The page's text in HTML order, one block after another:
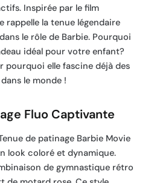
Inspirée par le film
rappelle la tenue légendaire
le rôle de Barbie. Pourquoi
idéal pour votre enfant?
pourquoi elle fascine déjà des
le monde !
Fluo Captivante
de patinage Barbie Movie
look coloré et dynamique.
de gymnastique rétro